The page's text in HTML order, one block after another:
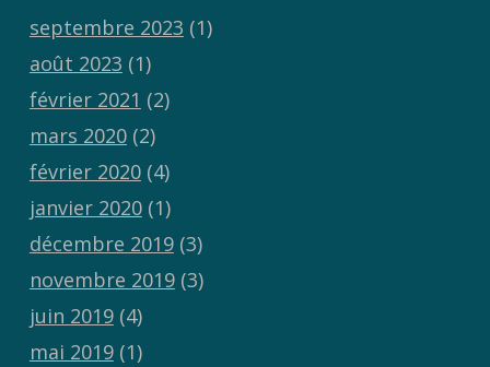
septembre 2023 (1)
août 2023 (1)
février 2021 (2)
mars 2020(2)
février 2020(4)
janvier 2020(1)
décembre 2019(3)
novembre 2019(3)
juin 2019(4)
mai 2019(1)